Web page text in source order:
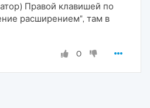
Правой клавишей по
расширением", там в
0